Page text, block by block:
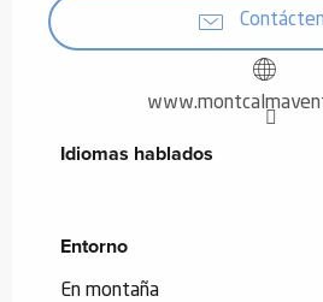
Idiomas hablados
Idiomas hablados
Entorno
Entorno
En montaña